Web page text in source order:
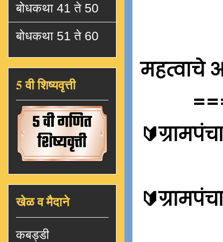
महत्वाचे
🔰
बोधकथा 41 ते 50
बोधकथा 51 ते 60
5 वी शिष्यवृत्ती
खेळ व मैदाने
कबड्डी